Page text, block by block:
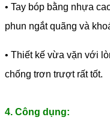
• Tay bóp bằng nhựa
phun ngắt quãng và
• Thiết kế vừa vặn với
chống trơn trượt rất tốt.
4. Công dụng: